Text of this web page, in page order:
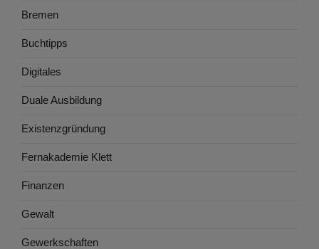
Bremen
Buchtipps
Digitales
Duale Ausbildung
Existenzgründung
Fernakademie Klett
Finanzen
Gewalt
Gewerkschaften